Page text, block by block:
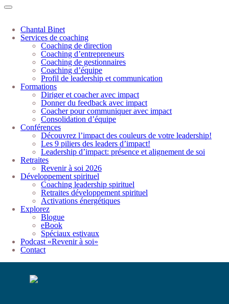
Chantal Binet
Services de coaching
Coaching de direction
Coaching d’entrepreneurs
Coaching de gestionnaires
Coaching d’équipe
Profil de leadership et communication
Formations
Diriger et coacher avec impact
Donner du feedback avec impact
Coacher pour communiquer avec impact
Consolidation d’équipe
Conférences
Découvrez l’impact des couleurs de votre leadership!
Les 9 piliers des leaders d’impact!
Leadership d’impact: présence et alignement de soi
Retraites
Revenir à soi 2026
Développement spirituel
Coaching leadership spirituel
Retraites développement spirituel
Activations énergétiques
Explorez
Blogue
eBook
Spéciaux estivaux
Podcast «Revenir à soi»
Contact